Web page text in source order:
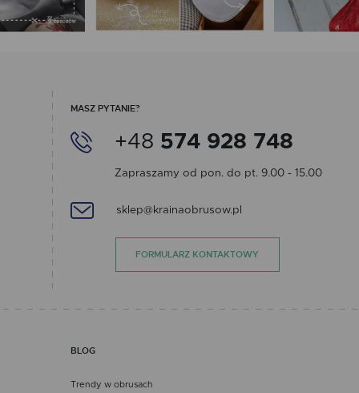
MASZ PYTANIE?
+48 574 928 748
Zapraszamy od pon. do pt. 9.00 - 15.00
sklep@krainaobrusow.pl
FORMULARZ KONTAKTOWY
BLOG
Trendy w obrusach